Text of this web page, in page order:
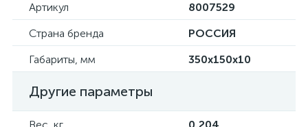
Артикул
8007529
Страна бренда
РОССИЯ
Габариты, мм
350х150х10
Другие параметры